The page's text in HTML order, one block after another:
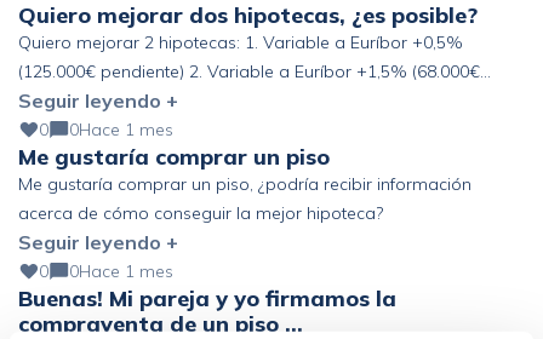
Quiero mejorar dos hipotecas, ¿es posible?
Quiero mejorar 2 hipotecas: 1. Variable a Euríbor +0,5%
(125.000€ pendiente) 2. Variable a Euríbor +1,5% (68.000€
pendiente) Altos ingresos y ahorro, pero fuera de España. ¿Se
podría mejorar?
Seguir leyendo +
0 0Hace 1 mes
Me gustaría comprar un piso
Me gustaría comprar un piso, ¿podría recibir información
acerca de cómo conseguir la mejor hipoteca?
Seguir leyendo +
0 0Hace 1 mes
Buenas! Mi pareja y yo firmamos la
compraventa de un piso …